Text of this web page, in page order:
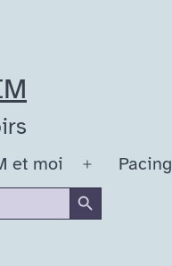
et moi
Ouvrir
le
Pacing
Search Button